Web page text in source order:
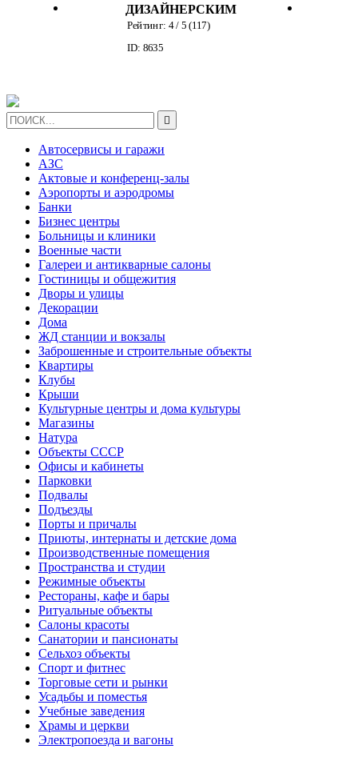
ДИЗАЙНЕРСКИМ
ИНТЕРЬЕРОМ ОТ
НА УЛ.РАСКОВОЙ
Рейтинг: 4/ 5 (117)
ID: 8635

Автосервисы и гаражи
АЗС
Актовые и конференц-залы
Аэропорты и аэродромы
Банки
Бизнес центры
Больницы и клиники
Военные части
Галереи и антикварные салоны
Гостиницы и общежития
Дворы и улицы
Декорации
Дома
ЖД станции и вокзалы
Заброшенные и строительные объекты
Квартиры
Клубы
Крыши
Культурные центры и дома культуры
Магазины
Натура
Объекты СССР
Офисы и кабинеты
Парковки
Подвалы
Подъезды
Порты и причалы
Приюты, интернаты и детские дома
Производственные помещения
Пространства и студии
Режимные объекты
Рестораны, кафе и бары
Ритуальные объекты
Салоны красоты
Санатории и пансионаты
Сельхоз объекты
Спорт и фитнес
Торговые сети и рынки
Усадьбы и поместья
Учебные заведения
Храмы и церкви
Электропоезда и вагоны